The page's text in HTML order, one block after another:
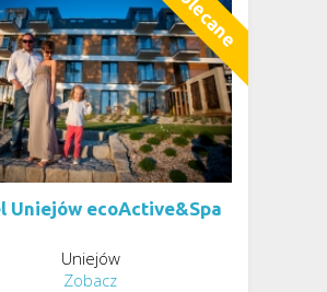
Uniejów ecoActive&Spa
Uniejów
Zobacz